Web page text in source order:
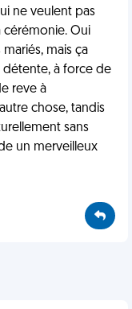
ne veulent pas
Oui
mais ça
à force de
reve à
chose, tandis
sans
un merveilleux